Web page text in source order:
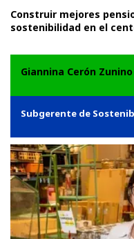
Construir mejores
sostenibilidad en el
Giannina Cerón Zunino
Subgerente de